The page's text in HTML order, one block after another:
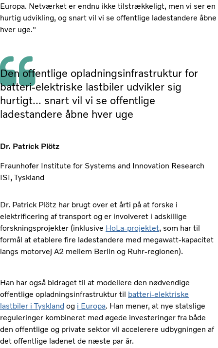
Europa. Netværket er endnu ikke tilstrækkeligt, men vi ser en
hurtig udvikling, og snart vil vi se offentlige ladestandere åbne
hver uge."
Den offentlige opladningsinfrastruktur for
batteri-elektriske lastbiler udvikler sig
hurtigt... snart vil vi se offentlige
ladestandere åbne hver uge
Dr. Patrick Plötz
Fraunhofer Institute for Systems and Innovation Research
ISI, Tyskland
Dr. Patrick Plötz har brugt over et årti på at forske i
elektrificering af transport og er involveret i adskillige
forskningsprojekter (inklusive HoLa-projektet, som har til
formål at etablere fire ladestandere med megawatt-kapacitet
langs motorvej A2 mellem Berlin og Ruhr-regionen).
Han har også bidraget til at modellere den nødvendige
offentlige opladningsinfrastruktur til batteri-elektriske
lastbiler i Tyskland og i Europa. Han mener, at nye statslige
reguleringer kombineret med øgede investeringer fra både
den offentlige og private sektor vil accelerere udbygningen af ​​
det offentlige ladenet de næste par år.